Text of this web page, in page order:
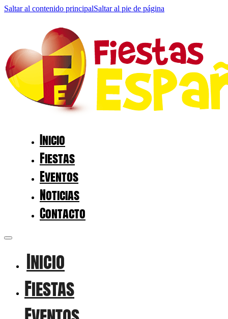
Saltar al contenido principalSaltar al pie de página
Inicio
Fiestas
Eventos
Noticias
Contacto
Inicio
Fiestas